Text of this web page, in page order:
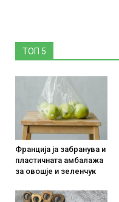
ТОП 5
Франција ја забранува и
пластичната амбалажа
за овошје и зеленчук